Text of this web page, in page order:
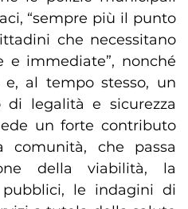
“sempre più il punto
che necessitano
e immediate”, nonché
al tempo stesso, un
di legalità e sicurezza
un forte contributo
comunità, che passa
della viabilità, la
le indagini di